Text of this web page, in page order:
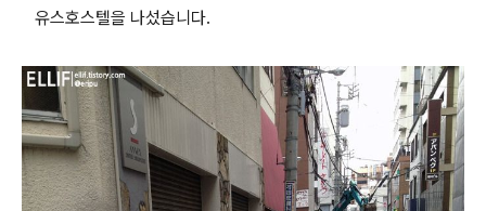
유스호스텔을 나섰습니다.